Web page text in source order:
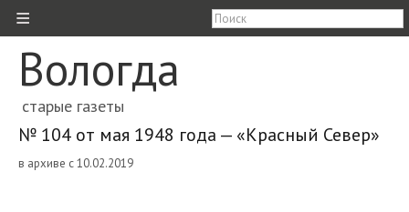
≡
Вологда
старые газеты
№ 104 от мая 1948 года — «Красный Север»
в архиве с 10.02.2019